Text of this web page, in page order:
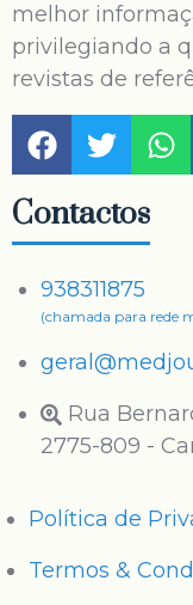
melhor
privilegiando a
revistas de
Contactos
938311875
(chamada para rede
Rua
2775-809 -
Política de
Termos &